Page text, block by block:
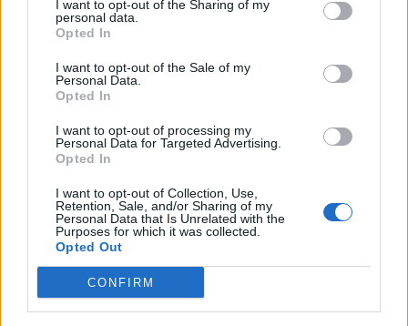
I want to opt-out of the Sharing of my
personal data.
Opted In
I want to opt-out of the Sale of my
Personal Data.
Opted In
I want to opt-out of processing my
Personal Data for Targeted Advertising.
Opted In
I want to opt-out of Collection, Use,
Retention, Sale, and/or Sharing of my
Personal Data that Is Unrelated with the
Purposes for which it was collected.
Opted Out
CONFIRM
Biglia, metronomo della Lazio di Pioli: trattare
con Lotito non è mai semplice, e complice
l'annata straordinaria e la finale mondiale
conquistata meno di 12 mesi fa, la valutazione
25 milioni.Basteranno per spaventare il Real?
Autore
Redazione Fantacalcio.it